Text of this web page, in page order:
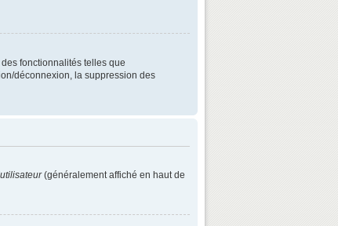
fonctionnalités telles que
déconnexion, la suppression des
(généralement affiché en haut de